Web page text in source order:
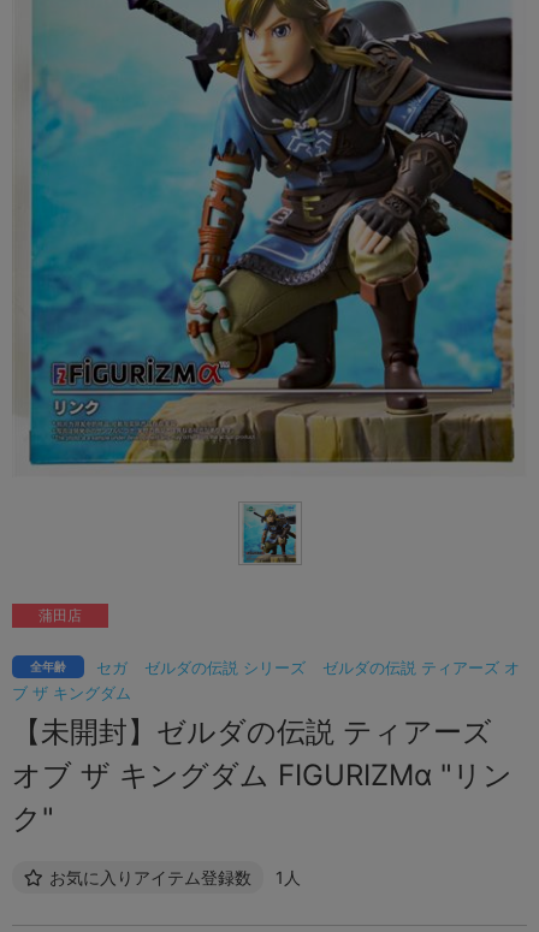
セガ ゼルダの伝説 シリーズ
ゼルダの伝説 ティアーズ オ
ブ ザ キングダム
全年齢
【未開封】ゼルダの伝説 ティアーズ
オブ ザ キングダム FIGURIZMα "リン
ク"
お気に入りアイテム登録数 1人
蒲田店